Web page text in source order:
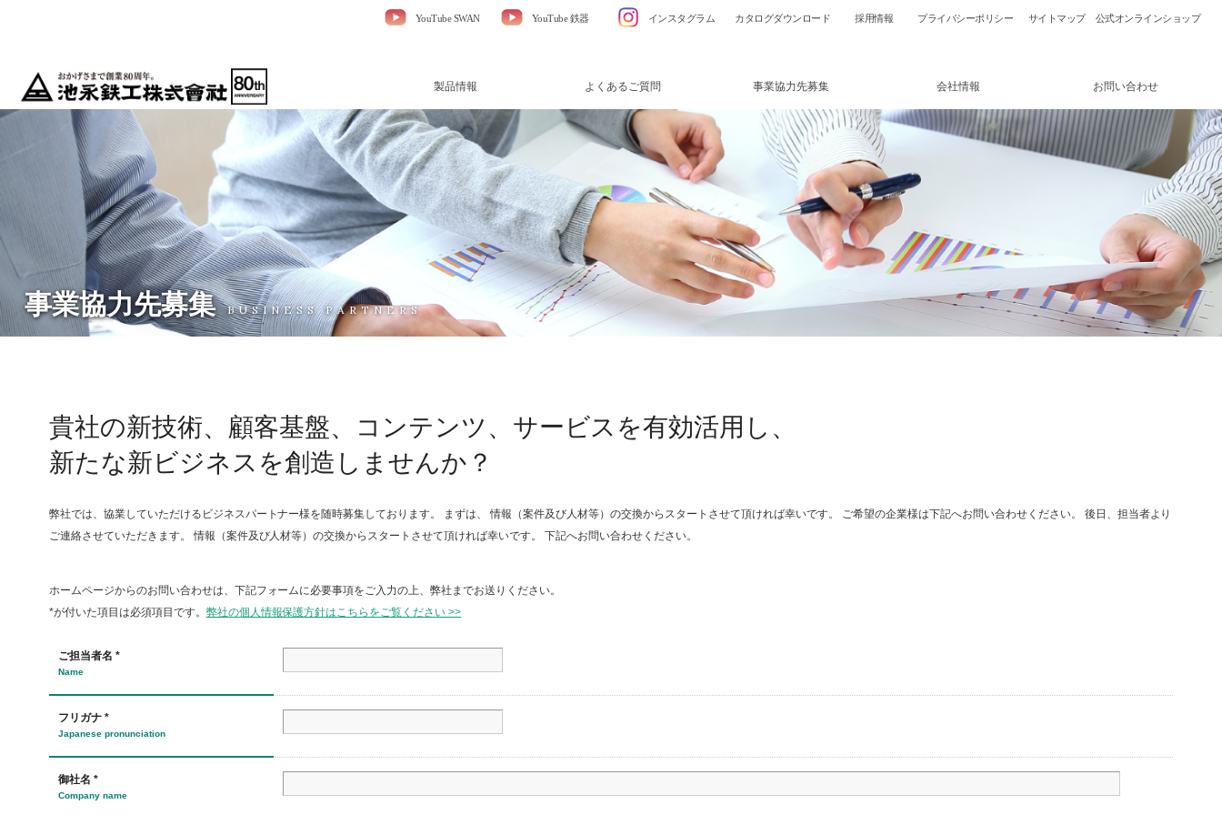
YouTube SWAN YouTube 鉄器 インスタグラム カタログダウンロード 採用情報 プライバシーポリシー サイトマップ 公式オンラインショップ
製品情報 よくあるご質問 事業協力先募集 会社情報 お問い合わせ
YouTube SWAN YouTube 鉄器 公式オンラインショップ
事業協力先募集 BUSINESS PARTNERS
貴社の新技術、顧客基盤、コンテンツ、サービスを有効活用し、
新たな新ビジネスを創造しませんか？
弊社では、協業していただけるビジネスパートナー様を随時募集しております。 まずは、 情報（案件及び人材等）の交換からスタートさせて頂ければ幸いです。 ご希望の企業様は下記へお問い合わせください。 後日、担当者より
ご連絡させていただきます。 情報（案件及び人材等）の交換からスタートさせて頂ければ幸いです。 下記へお問い合わせください。
ホームページからのお問い合わせは、下記フォームに必要事項をご入力の上、弊社までお送りください。
*が付いた項目は必須項目です。 弊社の個人情報保護方針はこちらをご覧ください >>
ご担当者名 *
Name
フリガナ *
Japanese pronunciation
御社名 *
Company name